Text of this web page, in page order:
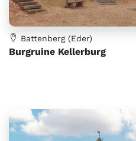
Battenberg (Eder)
Burgruine Kellerburg